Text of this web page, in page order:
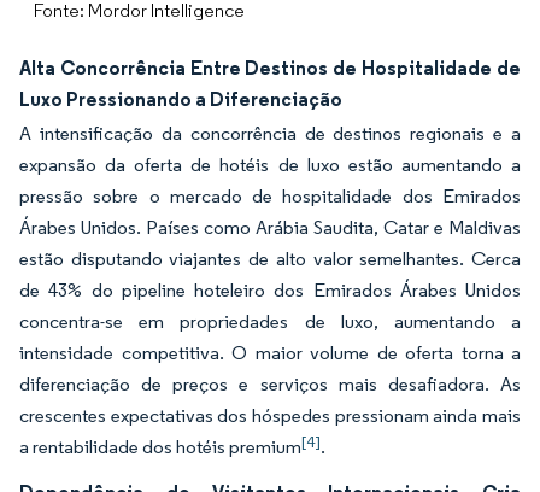
Fonte: Mordor Intelligence
Alta Concorrência Entre Destinos de Hospitalidade de
Luxo Pressionando a Diferenciação
A intensificação da concorrência de destinos regionais e a
expansão da oferta de hotéis de luxo estão aumentando a
pressão sobre o mercado de hospitalidade dos Emirados
Árabes Unidos. Países como Arábia Saudita, Catar e Maldivas
estão disputando viajantes de alto valor semelhantes. Cerca
de 43% do pipeline hoteleiro dos Emirados Árabes Unidos
concentra-se em propriedades de luxo, aumentando a
intensidade competitiva. O maior volume de oferta torna a
diferenciação de preços e serviços mais desafiadora. As
crescentes expectativas dos hóspedes pressionam ainda mais
a rentabilidade dos hotéis premium[4].